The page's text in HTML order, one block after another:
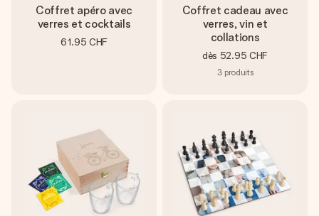
Coffret apéro avec
verres et cocktails
61.95 CHF
Coffret cadeau avec
verres, vin et
collations
dès 52.95 CHF
3 produits